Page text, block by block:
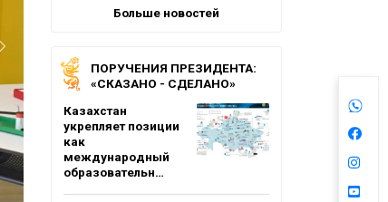
Больше новостей
ПОРУЧЕНИЯ ПРЕЗИДЕНТА:
«СКАЗАНО - СДЕЛАНО»
Казахстан
укрепляет позиции
как
международный
образовательн…